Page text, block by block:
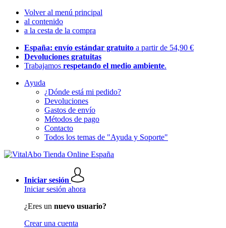
Volver al menú principal
al contenido
a la cesta de la compra
España: envío estándar gratuito a partir de 54,90 €
Devoluciones gratuitas
Trabajamos respetando el medio ambiente.
Ayuda
¿Dónde está mi pedido?
Devoluciones
Gastos de envío
Métodos de pago
Contacto
Todos los temas de "Ayuda y Soporte"
Iniciar sesión
Iniciar sesión ahora
¿Eres un nuevo usuario?
Crear una cuenta